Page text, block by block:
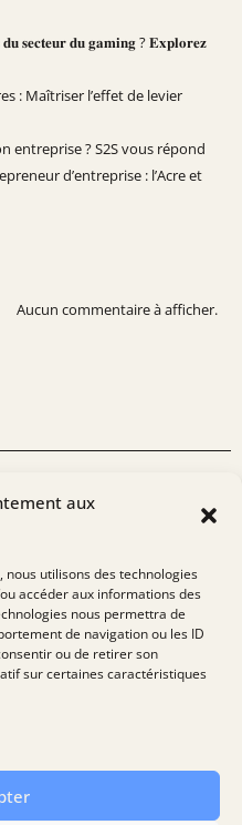
aux
utilisons des technologies
accéder aux informations des
nous permettra de
de navigation ou les ID
ou de retirer son
sur certaines caractéristiques
𝐝𝐮 𝐬𝐞𝐜𝐭𝐞𝐮𝐫 𝐝𝐮 𝐠𝐚𝐦𝐢𝐧𝐠 ? 𝐄𝐱𝐩𝐥𝐨𝐫𝐞𝐳
: Maîtriser l’effet de levier
entreprise ? S2S vous répond
d’entreprise : l’Acre et
Aucun commentaire à afficher.
de nouveaux projets et
serions ravis d’échanger
N’hésitez pas à nous
besoin !